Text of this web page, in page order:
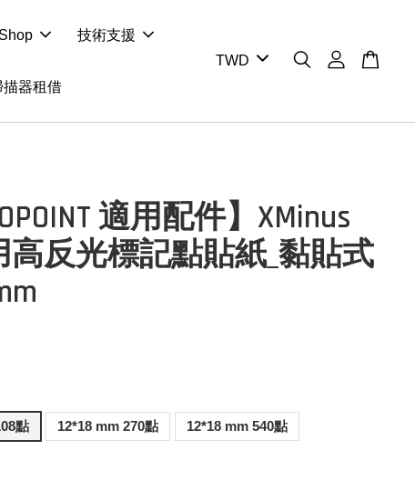
技術支援
描器租借
適用配件】XMinus
高反光標記點貼紙_黏貼式
點
12*18 mm 270點 12*18 mm 540點